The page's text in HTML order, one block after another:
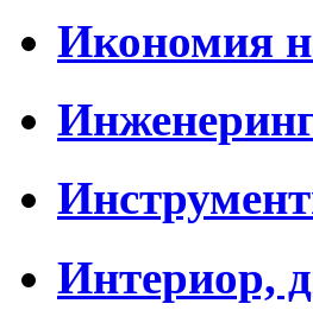
Икономия
Интериор,